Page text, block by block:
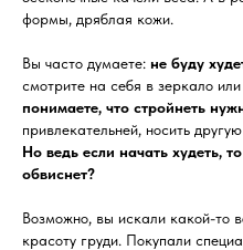
формы, дряблая кожи.
Вы часто думаете: не буду
смотрите на себя в зеркало
понимаете, что стройнеть
привлекательней, носить
Но ведь если начать худеть,
обвиснет?
Возможно, вы искали какой-то
красоту груди. Покупали